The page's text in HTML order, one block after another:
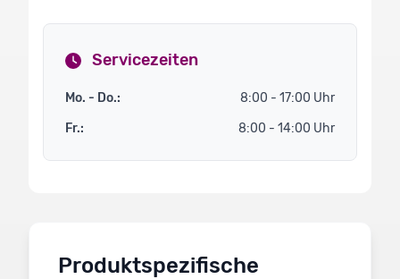
Servicezeiten
Mo. - Do.:
8:00 - 17:00 Uhr
Fr.:
8:00 - 14:00 Uhr
Produktspezifische